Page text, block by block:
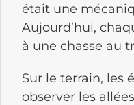
était une
Aujourd’hui,
à une chasse au
Sur le terrain, les
observer les